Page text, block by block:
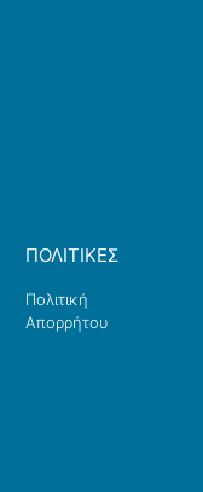
ΠΟΛΙΤΙΚΕΣ
Πολιτική
Απορρήτου